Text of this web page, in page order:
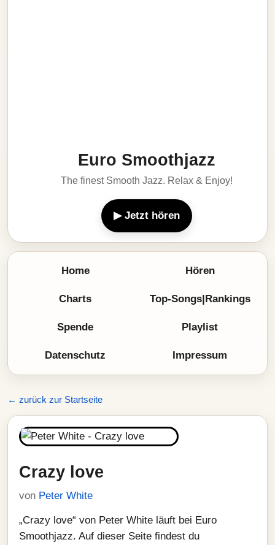
Euro Smoothjazz
The finest Smooth Jazz. Relax & Enjoy!
▶ Jetzt hören
Home Hören
Charts Top-Songs|Rankings
Spende Playlist
Datenschutz Impressum
← zurück zur Startseite
Crazy love
von Peter White
„Crazy love“ von Peter White läuft bei Euro
Smoothjazz. Auf dieser Seite findest du